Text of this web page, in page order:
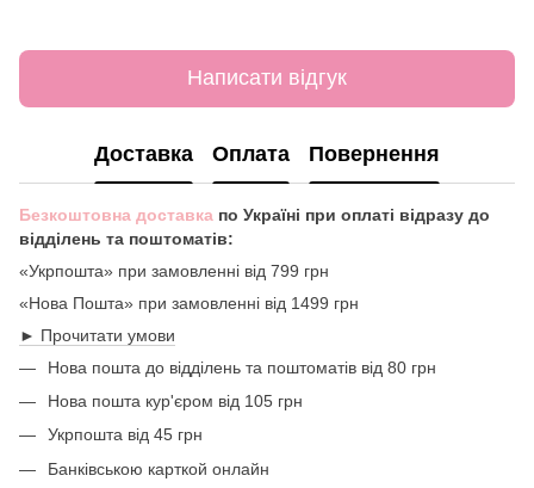
Написати відгук
Доставка Оплата Повернення
Безкоштовна доставка по Україні при оплаті відразу до
відділень та поштоматів:
«Укрпошта» при замовленні від 799 грн
«Нова Пошта» при замовленні від 1499 грн
► Прочитати умови
Нова пошта до відділень та поштоматів від 80 грн
Нова пошта кур'єром від 105 грн
Укрпошта від 45 грн
Банківською карткой онлайн